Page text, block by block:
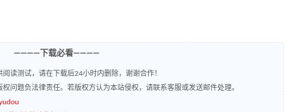
————下载必看————
读测试，请在下载后24小时内删除，谢谢合作！
问题负法律责任。若版权方认为本站侵权，请联系客服或发送邮件处理。